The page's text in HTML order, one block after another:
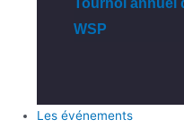
WSP
Les événements